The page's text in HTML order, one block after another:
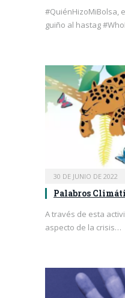
#QuiénHizoMiBolsa,
guiño al hastag
30 DE JUNIO DE 2022
Palabros
A través de esta
aspecto de la crisis…